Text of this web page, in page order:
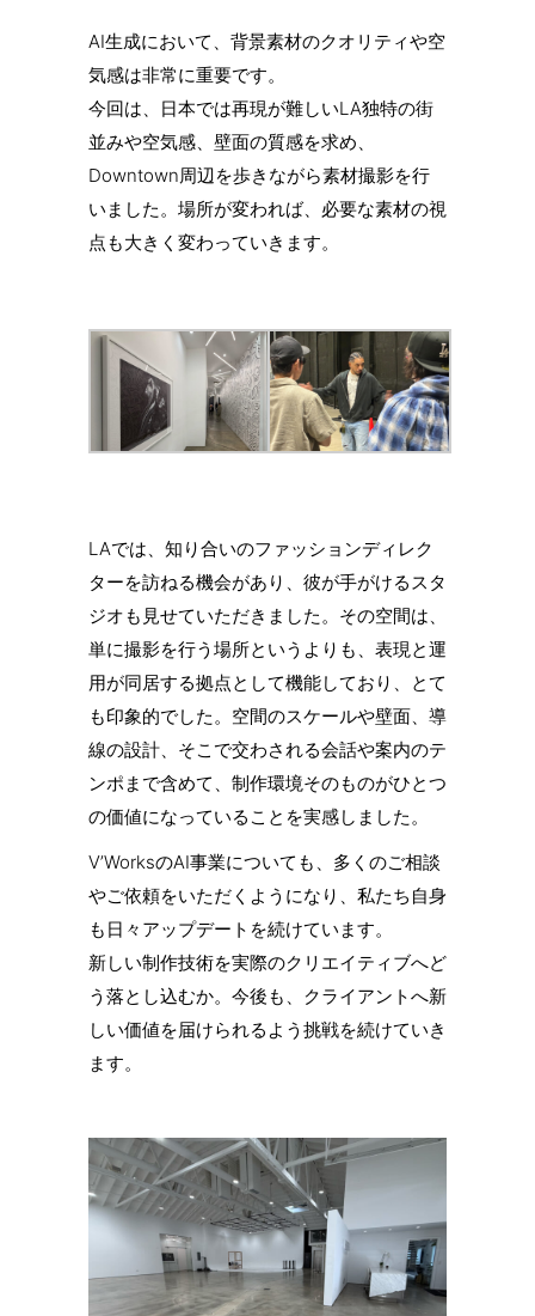
AI生成において、背景素材のクオリティや空
気感は非常に重要です。
今回は、日本では再現が難しいLA独特の街
並みや空気感、壁面の質感を求め、
Downtown周辺を歩きながら素材撮影を行
いました。場所が変われば、必要な素材の視
点も大きく変わっていきます。
LAでは、知り合いのファッションディレク
ターを訪ねる機会があり、彼が手がけるスタ
ジオも見せていただきました。その空間は、
単に撮影を行う場所というよりも、表現と運
用が同居する拠点として機能しており、とて
も印象的でした。空間のスケールや壁面、導
線の設計、そこで交わされる会話や案内のテ
ンポまで含めて、制作環境そのものがひとつ
の価値になっていることを実感しました。
V’WorksのAI事業についても、多くのご相談
やご依頼をいただくようになり、私たち自身
も日々アップデートを続けています。
新しい制作技術を実際のクリエイティブへど
う落とし込むか。今後も、クライアントへ新
しい価値を届けられるよう挑戦を続けていき
ます。